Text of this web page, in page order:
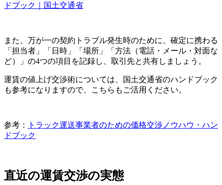
ドブック｜国土交通省
また、万が一の契約トラブル発生時のために、確定に携わる
「担当者」「日時」「場所」「方法（電話・メール・対面な
ど）」の4つの項目を記録し、取引先と共有しましょう。
運賃の値上げ交渉術については、国土交通省のハンドブック
も参考になりますので、こちらもご活用ください。
参考：
トラック運送事業者のための価格交渉ノウハウ・ハン
ドブック
直近の運賃交渉の実態